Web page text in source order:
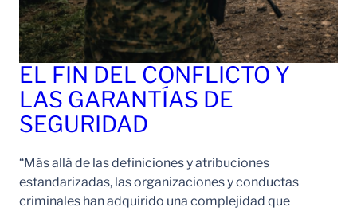
EL FIN DEL CONFLICTO Y
LAS GARANTÍAS DE
SEGURIDAD
“Más allá de las definiciones y atribuciones
estandarizadas, las organizaciones y conductas
criminales han adquirido una complejidad que